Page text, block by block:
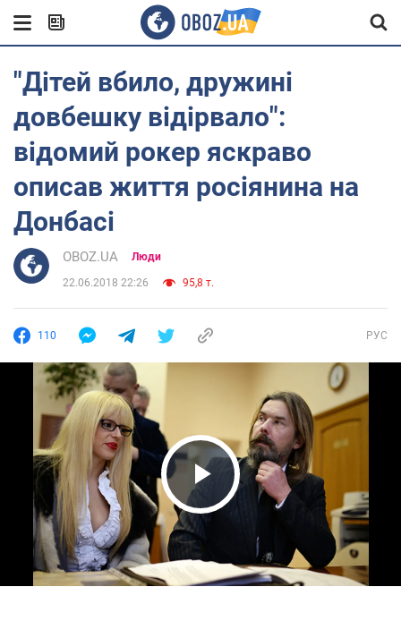
"Дітей вбило, дружині
довбешку відірвало":
відомий рокер яскраво
описав життя росіянина на
Донбасі
OBOZ.UA Люди
22.06.2018 22:26 95,8 т.
110 РУС
Play Video